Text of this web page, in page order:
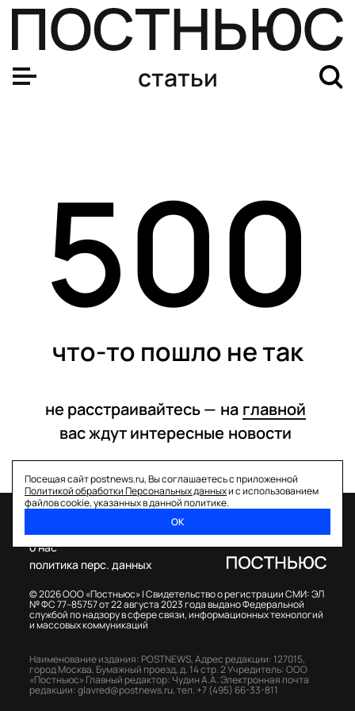
статьи
500
что-то пошло не так
не расстраивайтесь — на главной
вас ждут интересные новости
Посещая сайт postnews.ru, Вы соглашаетесь с приложенной
Политикой обработки Персональных данныхи с использованием
файлов cookie, указанных в данной политике.
ОК
© 2026 ООО «Постньюс» |Свидетельство о регистрации СМИ: ЭЛ
№ ФС 77–85757 от 22 августа 2023 года выдано Федеральной
службой по надзору в сфере связи, информационных технологий
и массовых коммуникаций
о нас
политика перс. данных
Наименование издания: POSTNEWS,Адрес редакции: 127015,
город Москва, Бумажный проезд, д. 14 стр. 2Учредитель: ООО
«Постньюс» Главный редактор: Чудин А.А.Электронная почта
редакции:glavred@postnews.ru,тел. +7 (495) 66-33-811